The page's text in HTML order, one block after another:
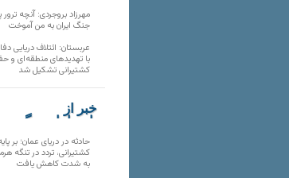
مهرزاد بروجردی: آنچه ترور
جنگ ایران به من آموخت
عربستان: ائتلاف دریایی
با تهدیدهای منطقه‌ای و
کشتیرانی تشکیل شد
خبر از
تارنماهای دیگر
حادثه در دریای عمان؛ بر
کشتیرانی، تردد در تنگه
به شدت کاهش یافت